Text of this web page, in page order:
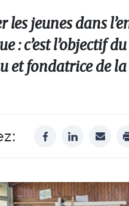
les jeunes dans
: c’est l’objectif
et fondatrice de
facebooklinkedinmail